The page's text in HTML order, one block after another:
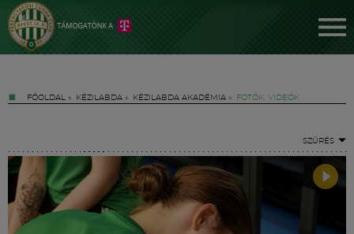
FŐOLDAL » KÉZILABDA » KÉZILABDA AKADÉMIA » FOTÓK, VIDEÓK
SZŰRÉS
Jegyek